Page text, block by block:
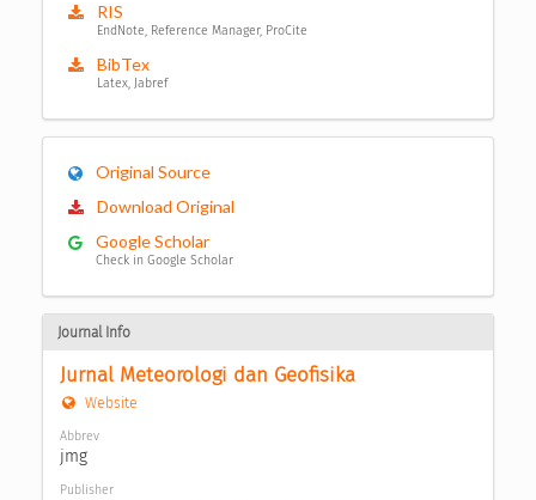
RIS
EndNote, Reference Manager, ProCite
BibTex
Latex, Jabref
Original Source
Download Original
Google Scholar
Check in Google Scholar
Journal Info
Jurnal Meteorologi dan Geofisika
Website
Abbrev
jmg
Publisher